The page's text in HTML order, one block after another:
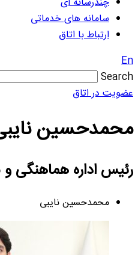
سامانه های خدماتی
ارتباط با اتاق
En
Search
عضویت در اتاق
محمدحسین
رئیس اداره هماهنگی و
محمدحسین نایبی